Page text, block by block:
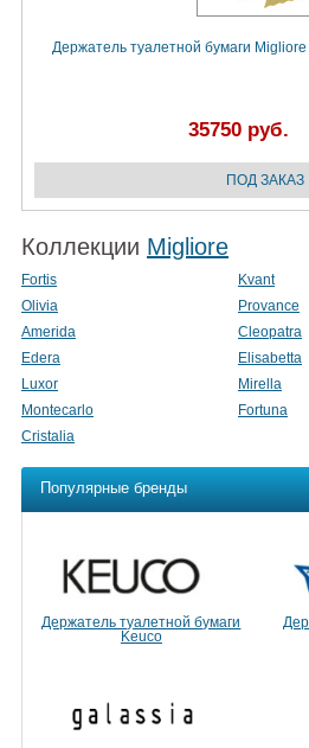
Держатель туалетной бумаги
35750 руб.
Коллекции Migliore
Fortis
Kvant
Olivia
Provance
Amerida
Cleopatra
Edera
Elisabetta
Luxor
Mirella
Montecarlo
Fortuna
Cristalia
Популярные бренды
Держатель туалетной бумаги
Keuco